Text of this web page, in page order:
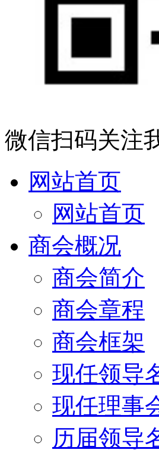
微信扫码关注
网站首页
网站首页
商会概况
商会简介
商会章程
商会框架
现任领导
现任理事
历届领导